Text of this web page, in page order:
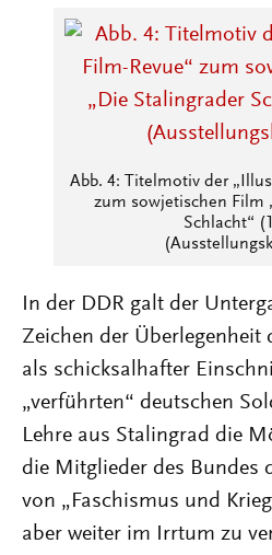
Abb. 4: Titelmotiv der
zum sowjetischen Film
Schlacht“
In der DDR galt der
Zeichen der Überlegenheit
als schicksalhafter
„verführten“ deutschen
Lehre aus Stalingrad die
die Mitglieder des Bundes
von „Faschismus und
aber weiter im Irrtum zu